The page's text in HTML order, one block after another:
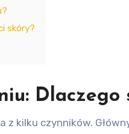
skóry?
Dlaczego
z kilku czynników.